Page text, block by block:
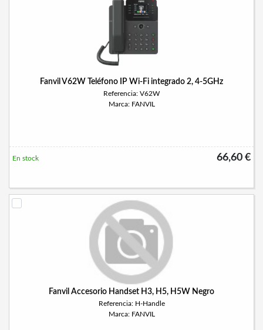
Fanvil V62W Teléfono IP Wi-Fi integrado 2, 4-5GHz
Referencia: V62W
Marca: FANVIL
66,60 €
En stock
Fanvil Accesorio Handset H3, H5, H5W Negro
Referencia: H-Handle
Marca: FANVIL